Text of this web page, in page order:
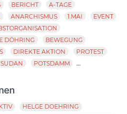
BERICHT
A-TAGE
ANARCHISMUS 1.MAI
EVENT
DÖHRING
BEWEGUNG
DIREKTE AKTION
PROTEST
SUDAN POTSDAMM ...
HELGE DOEHRING